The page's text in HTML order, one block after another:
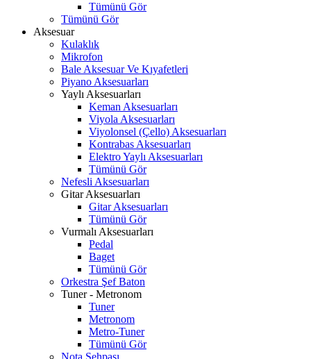
Tümünü Gör
Tümünü Gör
Aksesuar
Kulaklık
Mikrofon
Bale Aksesuar Ve Kıyafetleri
Piyano Aksesuarları
Yaylı Aksesuarları
Keman Aksesuarları
Viyola Aksesuarları
Viyolonsel (Çello) Aksesuarları
Kontrabas Aksesuarları
Elektro Yaylı Aksesuarları
Tümünü Gör
Nefesli Aksesuarları
Gitar Aksesuarları
Gitar Aksesuarları
Tümünü Gör
Vurmalı Aksesuarları
Pedal
Baget
Tümünü Gör
Orkestra Şef Baton
Tuner - Metronom
Tuner
Metronom
Metro-Tuner
Tümünü Gör
Nota Sehpası